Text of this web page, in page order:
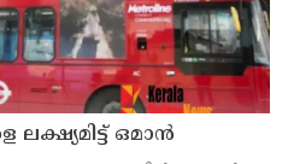
ഒമാന്‍